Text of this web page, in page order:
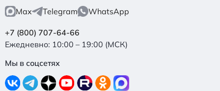
Max Telegram WhatsApp
+7 (800) 707-64-66
Ежедневно: 10:00 – 19:00 (МСК)
Мы в соцсетях